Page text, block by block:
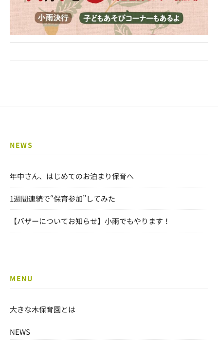
NEWS
年中さん、はじめてのお泊まり保育へ
1週間連続で“保育参加”してみた
【バザーについてお知らせ】小雨でもやります！
MENU
大きな木保育園とは
NEWS